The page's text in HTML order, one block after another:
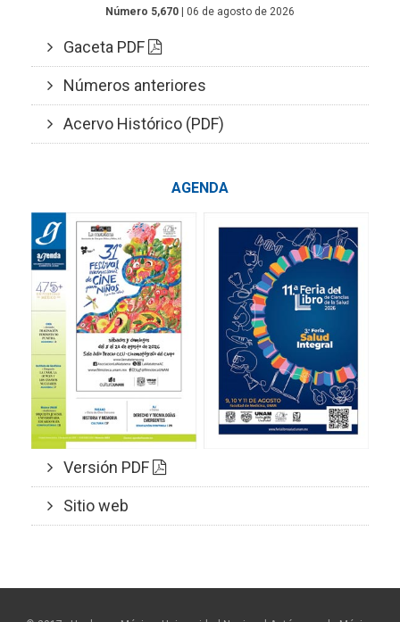
Número 5,670 | 06 de agosto de 2026
Gaceta PDF
Números anteriores
Acervo Histórico (PDF)
AGENDA
Versión PDF
Sitio web